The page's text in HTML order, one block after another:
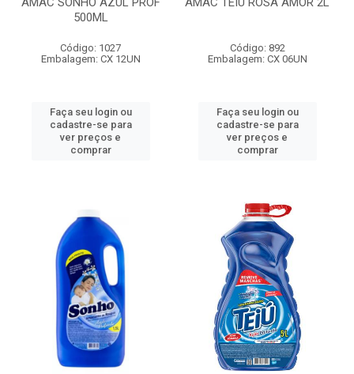
500ML
Código: 1027
Embalagem: CX 12UN
Faça seu login ou
cadastre-se para
ver preços e
comprar
Código: 892
Embalagem: CX 06UN
Faça seu login ou
cadastre-se para
ver preços e
comprar